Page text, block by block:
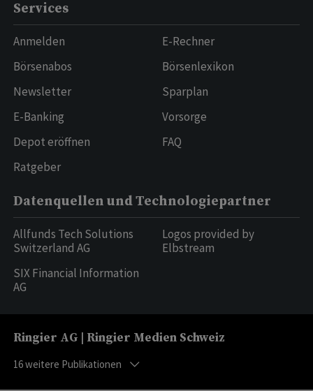
Services
Anmelden
Börsenabos
Newsletter
E-Banking
Depot eröffnen
Ratgeber
E-Rechner
Börsenlexikon
Sparplan
Vorsorge
FAQ
Datenquellen und Technologiepartner
Allfunds Tech Solutions
Switzerland AG
SIX Financial Information
AG
Logos provided by
Elbstream
Ringier AG | Ringier Medien Schweiz
16weitere Publikationen